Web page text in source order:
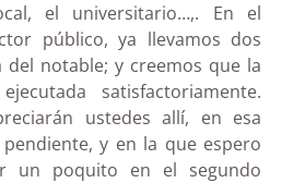
el universitario…,. En el
público, ya llevamos dos
notable; y creemos que la
satisfactoriamente.
ustedes allí, en esa
y en la que espero
un poquito en el segundo